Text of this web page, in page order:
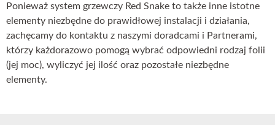
Ponieważ system grzewczy Red Snake to także inne istotne
elementy niezbędne do prawidłowej instalacji i działania,
zachęcamy do kontaktu z naszymi doradcami i Partnerami,
którzy każdorazowo pomogą wybrać odpowiedni rodzaj folii
(jej moc), wyliczyć jej ilość oraz pozostałe niezbędne
elementy.